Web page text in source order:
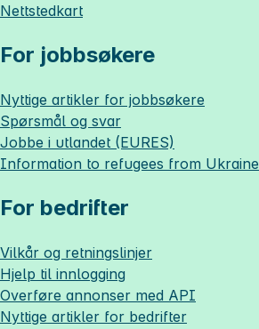
Nettstedkart
For jobbsøkere
Nyttige artikler for jobbsøkere
Spørsmål og svar
Jobbe i utlandet (EURES)
Information to refugees from Ukraine
For bedrifter
Vilkår og retningslinjer
Hjelp til innlogging
Overføre annonser med API
Nyttige artikler for bedrifter